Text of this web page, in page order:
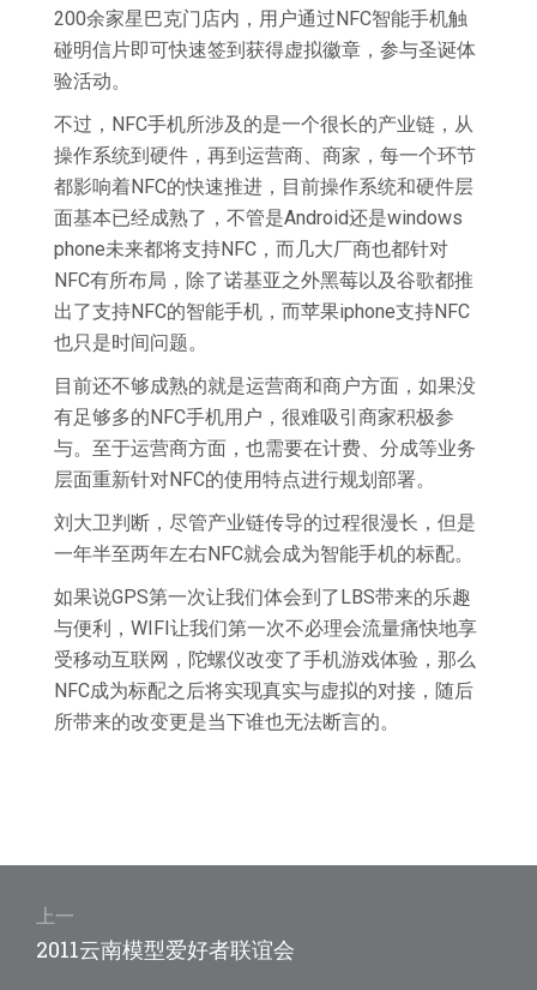
200余家星巴克门店内，用户通过NFC智能手机触
碰明信片即可快速签到获得虚拟徽章，参与圣诞体
验活动。
不过，NFC手机所涉及的是一个很长的产业链，从
操作系统到硬件，再到运营商、商家，每一个环节
都影响着NFC的快速推进，目前操作系统和硬件层
面基本已经成熟了，不管是Android还是windows
phone未来都将支持NFC，而几大厂商也都针对
NFC有所布局，除了诺基亚之外黑莓以及谷歌都推
出了支持NFC的智能手机，而苹果iphone支持NFC
也只是时间问题。
目前还不够成熟的就是运营商和商户方面，如果没
有足够多的NFC手机用户，很难吸引商家积极参
与。至于运营商方面，也需要在计费、分成等业务
层面重新针对NFC的使用特点进行规划部署。
刘大卫判断，尽管产业链传导的过程很漫长，但是
一年半至两年左右NFC就会成为智能手机的标配。
如果说GPS第一次让我们体会到了LBS带来的乐趣
与便利，WIFI让我们第一次不必理会流量痛快地享
受移动互联网，陀螺仪改变了手机游戏体验，那么
NFC成为标配之后将实现真实与虚拟的对接，随后
所带来的改变更是当下谁也无法断言的。
上一
上
2011云南模型爱好者联谊会